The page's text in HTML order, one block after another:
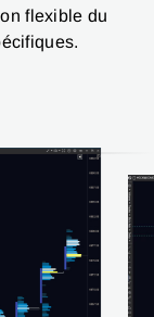
flexible du